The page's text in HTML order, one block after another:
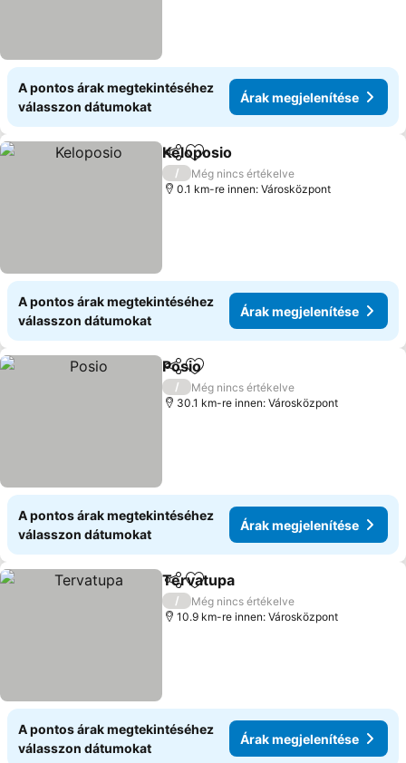
A pontos árak megtekintéséhez
válasszon dátumokat
Árak megjelenítése
Megosztás
Hozzáadás a kedvencekhez
Keloposio
/
Még nincs értékelve
0.1 km-re innen: Városközpont
A pontos árak megtekintéséhez
válasszon dátumokat
Árak megjelenítése
MegosztásHozzáadás a kedvencekhez
Posio
/
Még nincs értékelve
30.1 km-re innen: Városközpont
A pontos árak megtekintéséhez
válasszon dátumokat
Árak megjelenítése
Megosztás
Hozzáadás a kedvencekhez
Tervatupa
/
Még nincs értékelve
10.9 km-re innen: Városközpont
A pontos árak megtekintéséhez
válasszon dátumokat
Árak megjelenítése